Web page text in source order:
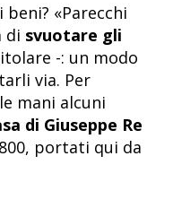
«Parecchi
di svuotare gli
-: un modo
via. Per
mani alcuni
di Giuseppe Re
portati qui da